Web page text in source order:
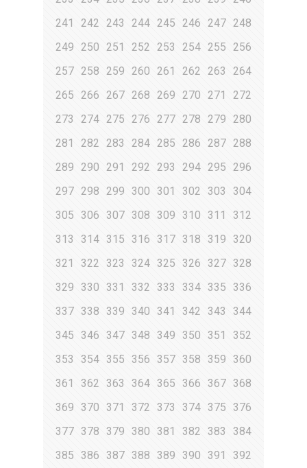
241
242 243 244 245 246 247 248
249
250 251 252 253 254 255
256
257 258 259 260 261 262 263
264
265
266 267 268 269 270 271
272
273
274 275 276 277 278 279
280
281
282 283 284 285 286 287 288
289
290 291 292 293 294 295
296
297 298 299 300 301 302 303
304
305
306 307 308 309 310 311
312
313
314 315 316 317 318 319
320
321
322 323 324 325 326 327 328
329
330 331 332 333 334 335
336
337 338 339 340 341 342 343
344
345
346 347 348 349 350 351
352
353
354 355 356 357 358 359 360
361
362 363 364 365 366 367 368
369
370 371 372 373 374 375 376
377 378 379 380 381 382 383
384
385
386 387 388 389 390 391 392